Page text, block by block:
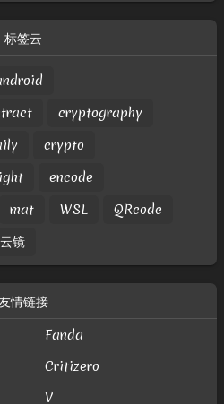
标签云
cryptography
crypto
encode
mat WSL
QRcode
云镜
情链接
Fanda
Critizero
V